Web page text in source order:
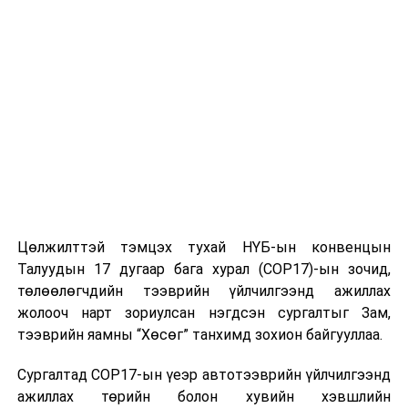
Цөлжилттэй тэмцэх тухай НҮБ-ын конвенцын
Талуудын 17 дугаар бага хурал (COP17)-ын зочид,
төлөөлөгчдийн тээврийн үйлчилгээнд ажиллах
жолооч нарт зориулсан нэгдсэн сургалтыг Зам,
тээврийн яамны “Хөсөг” танхимд зохион байгууллаа.
Сургалтад COP17-ын үеэр автотээврийн үйлчилгээнд
ажиллах төрийн болон хувийн хэвшлийн